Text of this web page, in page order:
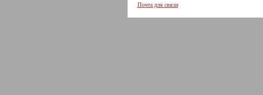
Почта для связи